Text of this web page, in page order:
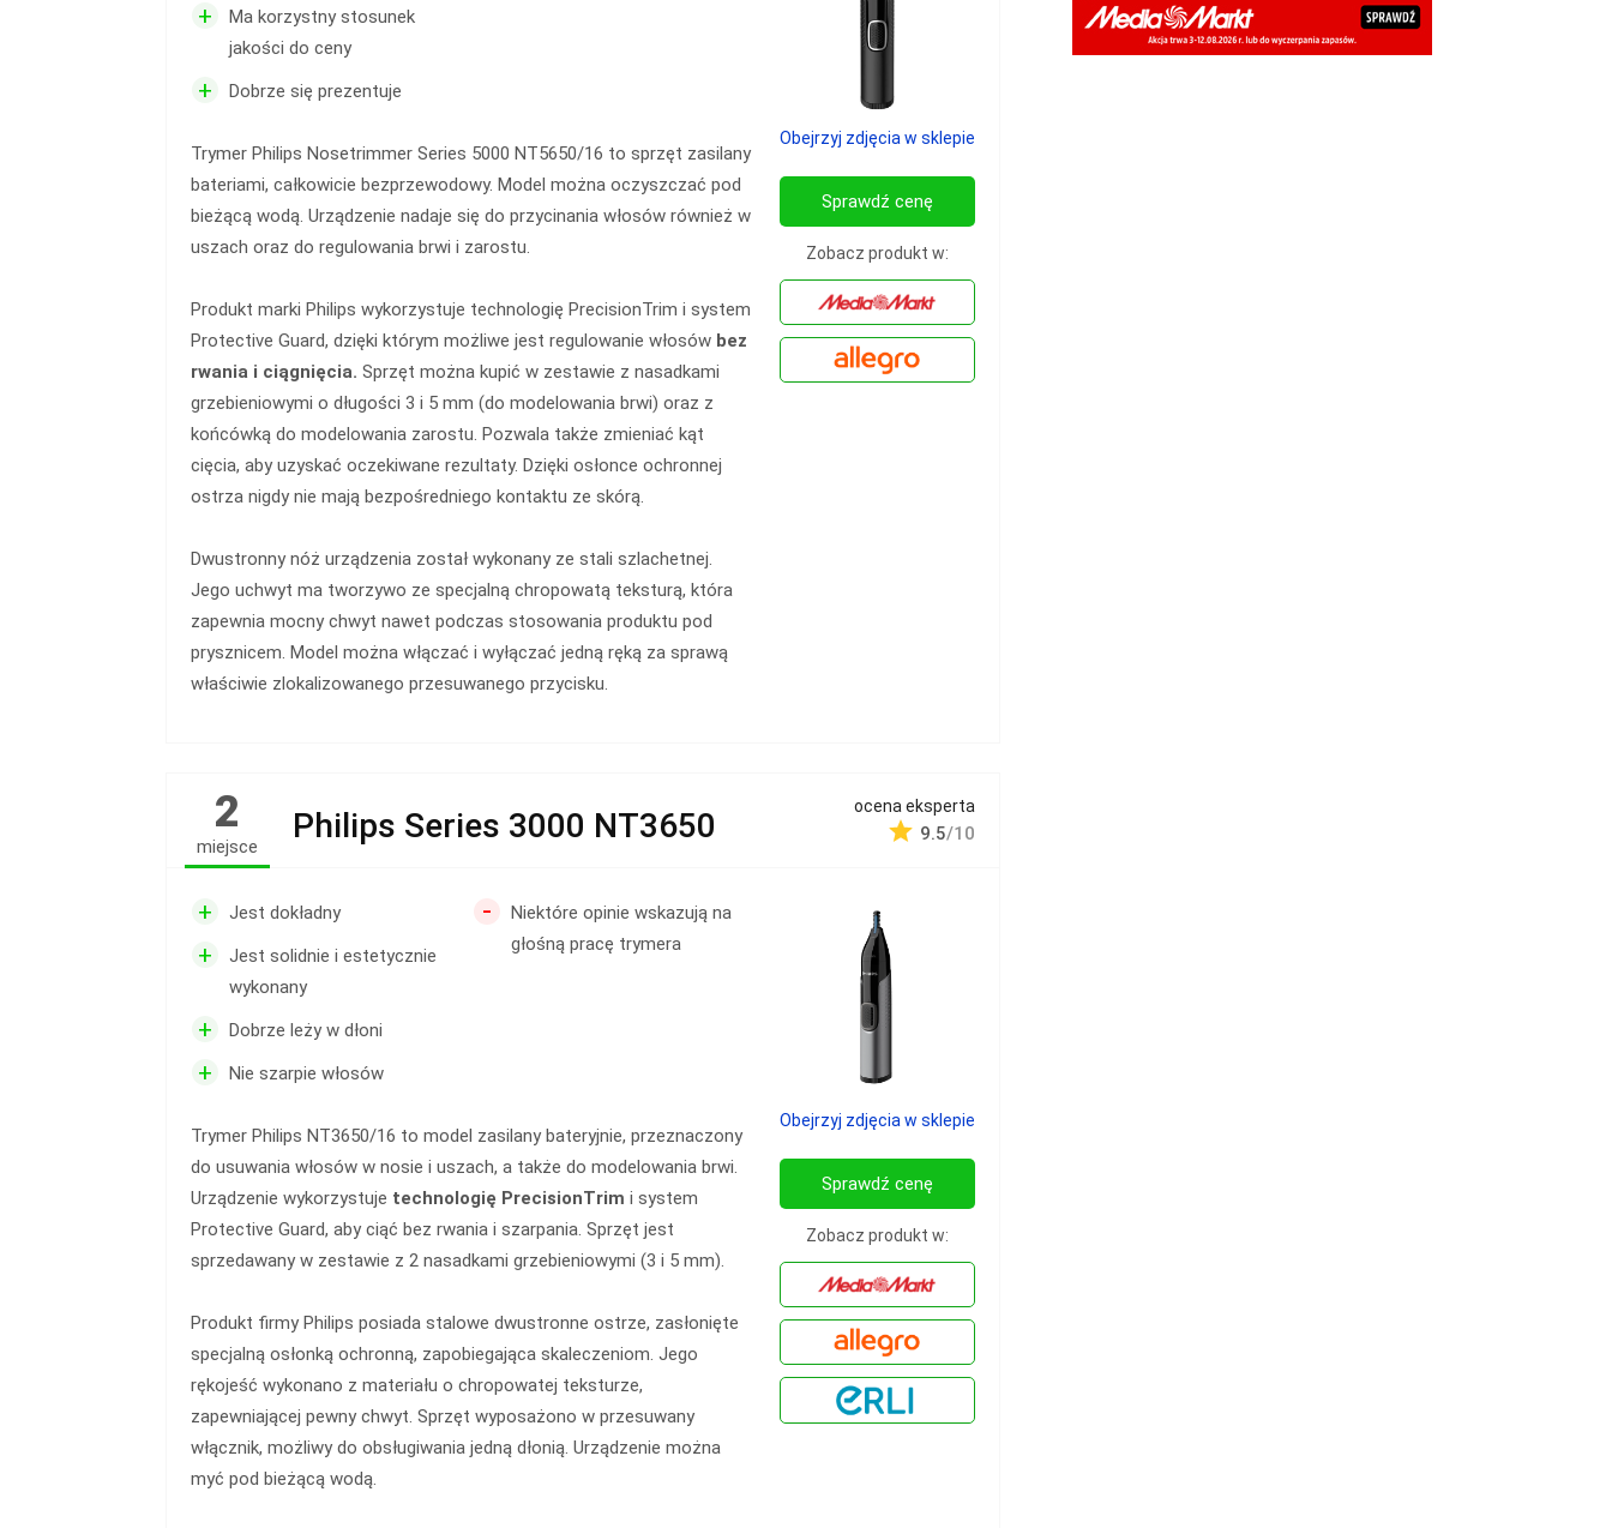
+
Ma korzystny stosunek
jakości do ceny
+ Dobrze się prezentuje
Trymer Philips Nosetrimmer Series 5000 NT5650/16 to sprzęt zasilany
bateriami, całkowicie bezprzewodowy. Model można oczyszczać pod
bieżącą wodą. Urządzenie nadaje się do przycinania włosów również w
uszach oraz do regulowania brwi i zarostu.
Produkt marki Philips wykorzystuje technologię PrecisionTrim i system
Protective Guard, dzięki którym możliwe jest regulowanie włosów bez
rwania i ciągnięcia. Sprzęt można kupić w zestawie z nasadkami
grzebieniowymi o długości 3 i 5 mm (do modelowania brwi) oraz z
końcówką do modelowania zarostu. Pozwala także zmieniać kąt
cięcia, aby uzyskać oczekiwane rezultaty. Dzięki osłonce ochronnej
ostrza nigdy nie mają bezpośredniego kontaktu ze skórą.
Dwustronny nóż urządzenia został wykonany ze stali szlachetnej.
Jego uchwyt ma tworzywo ze specjalną chropowatą teksturą, która
zapewnia mocny chwyt nawet podczas stosowania produktu pod
prysznicem. Model można włączać i wyłączać jedną ręką za sprawą
właściwie zlokalizowanego przesuwanego przycisku.
Obejrzyj zdjęcia w sklepie
Sprawdź cenę
Zobacz produkt w:
2
miejsce
Philips Series 3000 NT3650 ocena eksperta
9.5/10
+ Jest dokładny
+
Jest solidnie i estetycznie
wykonany
+ Dobrze leży w dłoni
+ Nie szarpie włosów
-
Niektóre opinie wskazują na
głośną pracę trymera
Trymer Philips NT3650/16 to model zasilany bateryjnie, przeznaczony
do usuwania włosów w nosie i uszach, a także do modelowania brwi.
Urządzenie wykorzystuje technologię PrecisionTrim i system
Protective Guard, aby ciąć bez rwania i szarpania. Sprzęt jest
sprzedawany w zestawie z 2 nasadkami grzebieniowymi (3 i 5 mm).
Produkt firmy Philips posiada stalowe dwustronne ostrze, zasłonięte
specjalną osłonką ochronną, zapobiegająca skaleczeniom. Jego
rękojeść wykonano z materiału o chropowatej teksturze,
zapewniającej pewny chwyt. Sprzęt wyposażono w przesuwany
włącznik, możliwy do obsługiwania jedną dłonią. Urządzenie można
myć pod bieżącą wodą.
Obejrzyj zdjęcia w sklepie
Sprawdź cenę
Zobacz produkt w: